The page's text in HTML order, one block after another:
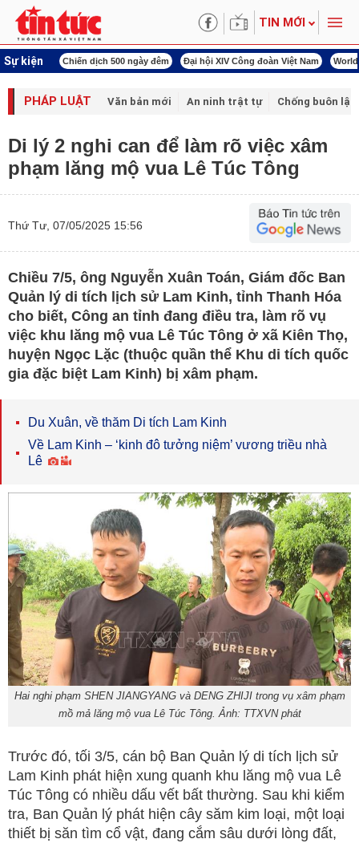
TIN MỚI
Sự kiện
ngày đêm Đại hội XIV Công đoàn Việt Nam World Cup 2026 Kỳ họp thứ
PHÁP LUẬT Văn bản mới An ninh trật tự Chống buôn
Di lý 2 nghi can để làm rõ việc xâm
phạm lăng mộ vua Lê Túc Tông
Thứ Tư, 07/05/2025 15:56
Chiều 7/5, ông Nguyễn Xuân Toán, Giám đốc Ban
Quản lý di tích lịch sử Lam Kinh, tỉnh Thanh Hóa
cho biết, Công an tỉnh đang điều tra, làm rõ vụ
việc khu lăng mộ vua Lê Túc Tông ở xã Kiên Thọ,
huyện Ngọc Lặc (thuộc quần thể Khu di tích quốc
gia đặc biệt Lam Kinh) bị xâm phạm.
Du Xuân, về thăm Di tích Lam Kinh
Về Lam Kinh – ‘kinh đô tưởng niệm’ vương triều nhà
Lê
Hai nghi phạm SHEN JIANGYANG và DENG ZHIJI trong vụ xâm phạm
mồ mả lăng mộ vua Lê Túc Tông. Ảnh: TTXVN phát
Trước đó, tối 3/5, cán bộ Ban Quản lý di tích lịch sử
Lam Kinh phát hiện xung quanh khu lăng mộ vua Lê
Túc Tông có nhiều dấu vết bất thường. Sau khi kiểm
tra, Ban Quản lý phát hiện cây săm kim loại, một loại
thiết bị săn tìm cổ vật, đang cắm sâu dưới lòng đất,